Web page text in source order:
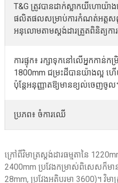
T&G ត្រូវបានដាក់ស្លាកយីហោយ៉
ផលិតផលសម្រាប់ការកំណត់អត្តសញ្
អនុលោមតាមស្តង់ដារត្រួតពិនិត្យក
ការផ្ទុក៖ រក្សាទុកនៅលើអ្នកកាន់
1800mm ជម្រះដីបានយ៉ាងល្អ ហ
ប៉ុន្តែអនុញ្ញាតឱ្យមានខ្យល់ចេញចូល
ប្រភព៖ ចំការឈើ
ក្រៅពីវិមាត្រស្តង់ដារធម្មតានៃ
2400mm ប្រវែងកម្រាស់ពិសេសក៏មា
28mm, ប្រវែងអតិបរមា 3600)។ វិ